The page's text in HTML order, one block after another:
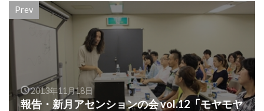
Prev
2013年11月18日
報告・新月アセンションの会 vol.12「モヤモヤ